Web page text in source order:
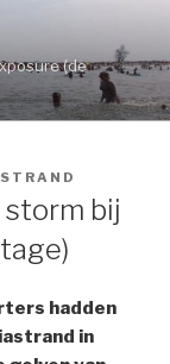
(de
bij
hadden
in